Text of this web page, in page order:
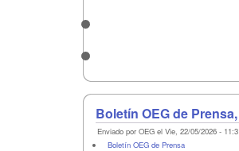
Boletín OEG de Prensa,
Enviado por OEG el Vie, 22/05/2026 -
Boletín OEG de Prensa